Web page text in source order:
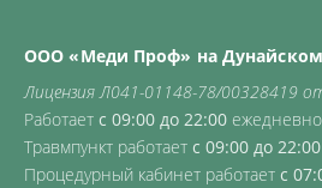
ООО «Меди Проф» на Дунайском
Лицензия Л041-01148-78/00328419
Работает с 09:00 до 22:00 ежедневно
Травмпункт работает с 09:00 до 22:00
Процедурный кабинет работает с